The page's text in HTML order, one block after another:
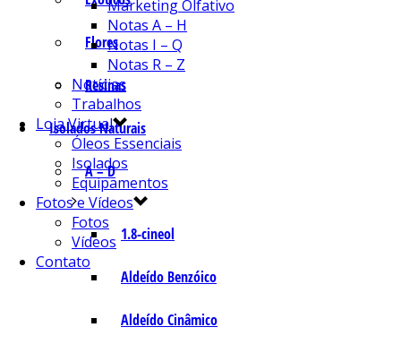
Flores
Resinas
Isolados Naturais
A – D
1.8-cineol
Aldeído Benzóico
Aldeído Cinâmico
Marketing Olfativo
Notas A – H
Notas I – Q
Notas R – Z
Notícias
Trabalhos
Loja Virtual
Óleos Essenciais
Isolados
Equipamentos
Fotos e Vídeos
Fotos
Vídeos
Contato